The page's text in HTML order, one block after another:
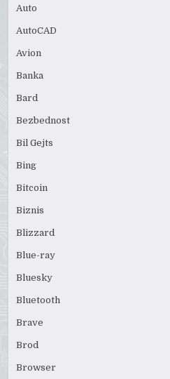
Auto
AutoCAD
Avion
Banka
Bard
Bezbednost
Bil Gejts
Bing
Bitcoin
Biznis
Blizzard
Blue-ray
Bluesky
Bluetooth
Brave
Brod
Browser